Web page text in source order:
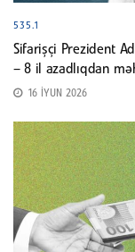
535.1
Sifarişçi Prezident
– 8 il azadlıqdan
16 İYUN 2026